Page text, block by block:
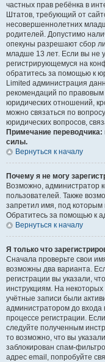
частных прав ребёнка в
Штатов, требующий от
несовершеннолетних
родителей. Допустимо
опекуны разрешают сбор
младше 13 лет. Если вы не
регистрирующемуся на
обратитесь за помощью к
Limited администрация
рекомендаций по
юридических отношений,
можно связаться по
юридических вопросов,
Примечание
силы.
Вернуться к началу
Почему я не могу
Возможно, администратор
пользователей. Также
запретил имя, под которым
Обратитесь за помощью к
Вернуться к началу
Я только что
Сначала проверьте свои
возможны два варианта.
регистрации вы указали,
инструкциям. На
учётные записи были
администратором до
процессе регистрации.
следуйте полученным
то возможно, что вы
заблокирован спам-
адрес email, попробуйте